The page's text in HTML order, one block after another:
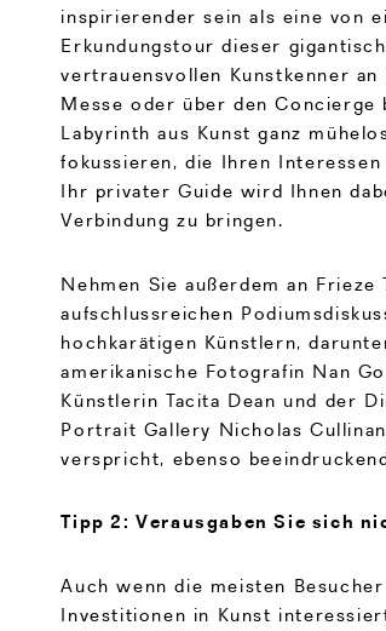
inspirierender sein als eine von
Erkundungstour dieser
vertrauensvollen Kunstkenner
Messe oder über den Concierge
Labyrinth aus Kunst ganz
fokussieren, die Ihren
Ihr privater Guide wird Ihnen
Verbindung zu bringen.
Nehmen Sie außerdem an
aufschlussreichen
hochkarätigen Künstlern,
amerikanische Fotografin Nan
Künstlerin Tacita Dean und der
Portrait Gallery Nicholas
verspricht, ebenso
Tipp 2: Verausgaben Sie sich
Auch wenn die meisten
Investitionen in Kunst